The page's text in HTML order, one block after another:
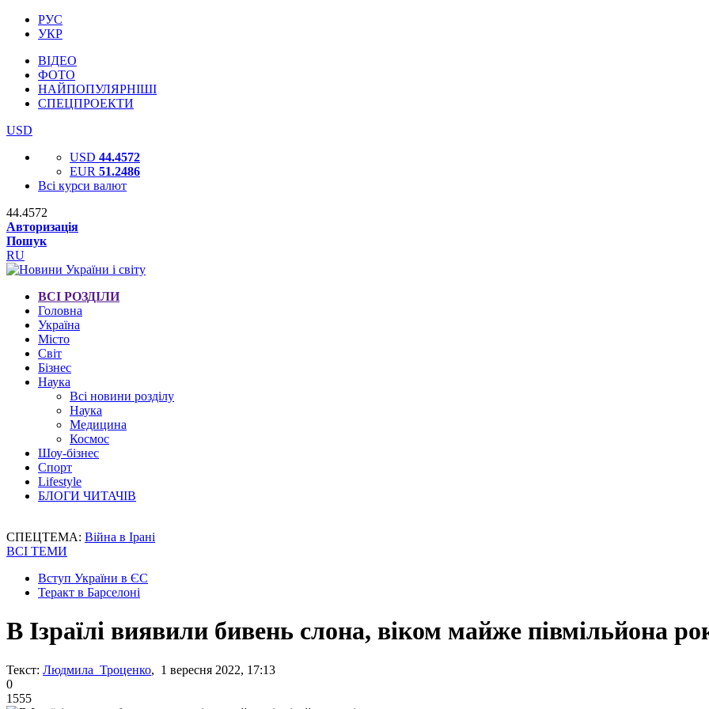
РУС
УКР
ВІДЕО
ФОТО
НАЙПОПУЛЯРНІШІ
СПЕЦПРОЕКТИ
USD
USD 44.4572
EUR 51.2486
Всі курси валют
44.4572
Авторизація
Пошук
RU
ВСІ РОЗДІЛИ
Головна
Україна
Місто
Світ
Бізнес
Наука
Всі новини розділу
Наука
Медицина
Космос
Шоу-бізнес
Спорт
Lifestyle
БЛОГИ ЧИТАЧІВ
СПЕЦТЕМА: Війна в Ірані
ВСІ ТЕМИ
Вступ України в ЄС
Теракт в Барселоні
В Ізраїлі виявили бивень слона, віком майже півмільйона
Текст: Людмила Троценко, 1 вересня 2022, 17:13
0
1555